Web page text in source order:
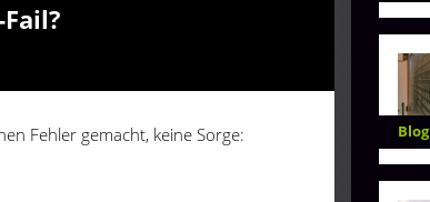
Fehler gemacht, keine Sorge:
Blog